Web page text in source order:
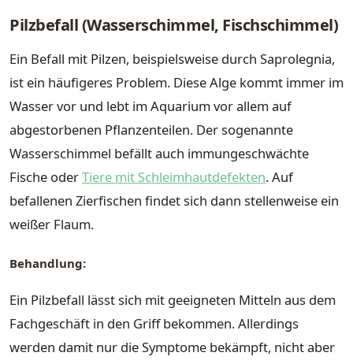
Pilzbefall (Wasserschimmel, Fischschimmel)
Ein Befall mit Pilzen, beispielsweise durch Saprolegnia,
ist ein häufigeres Problem. Diese Alge kommt immer im
Wasser vor und lebt im Aquarium vor allem auf
abgestorbenen Pflanzenteilen. Der sogenannte
Wasserschimmel befällt auch immungeschwächte
Fische oderTiere mit Schleimhautdefekten. Auf
befallenen Zierfischen findet sich dann stellenweise ein
weißer Flaum.
Behandlung:
Ein Pilzbefall lässt sich mit geeigneten Mitteln aus dem
Fachgeschäft in den Griff bekommen. Allerdings
werden damit nur die Symptome bekämpft, nicht aber